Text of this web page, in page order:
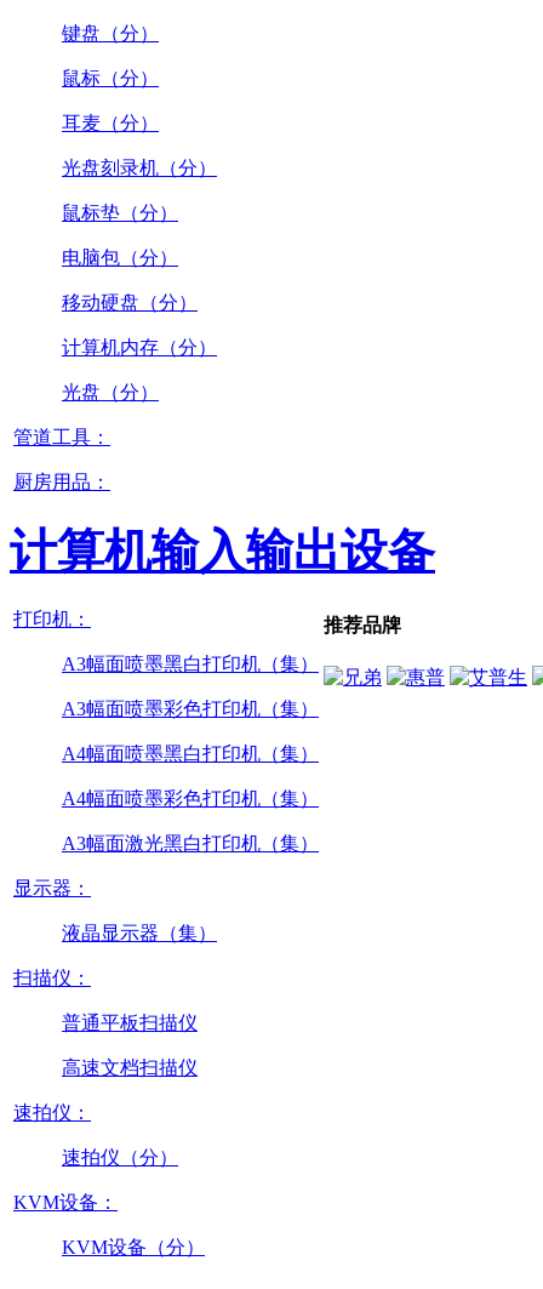
键盘（分）
鼠标（分）
耳麦（分）
光盘刻录机（分）
鼠标垫（分）
电脑包（分）
移动硬盘（分）
计算机内存（分）
光盘（分）
管道工具：
厨房用品：
计算机输入输出设备
打印机：
A3幅面喷墨黑白打印机（集）
A3幅面喷墨彩色打印机（集）
A4幅面喷墨黑白打印机（集）
A4幅面喷墨彩色打印机（集）
A3幅面激光黑白打印机（集）
显示器：
液晶显示器（集）
扫描仪：
普通平板扫描仪
高速文档扫描仪
速拍仪：
速拍仪（分）
KVM设备：
KVM设备（分）
推荐品牌